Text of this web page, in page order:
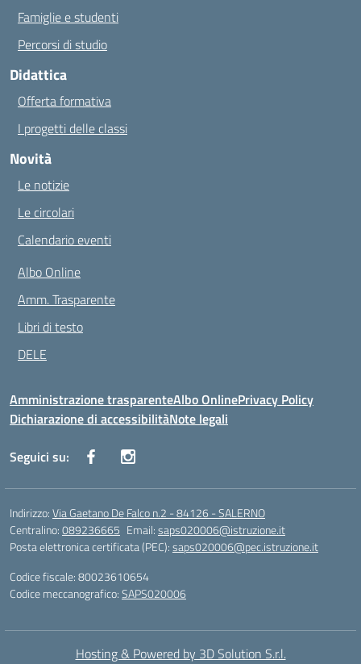
Famiglie e studenti
Percorsi di studio
Didattica
Offerta formativa
I progetti delle classi
Novità
Le notizie
Le circolari
Calendario eventi
Albo Online
Amm. Trasparente
Libri di testo
DELE
Amministrazione trasparenteAlbo OnlinePrivacy Policy
Dichiarazione di accessibilitàNote legali
Seguici su:
Indirizzo:Via Gaetano De Falco n.2 - 84126 - SALERNO
Centralino:089236665 Email:saps020006@istruzione.it
Posta elettronica certificata (PEC):saps020006@pec.istruzione.it
Codice fiscale: 80023610654
Codice meccanografico:SAPS020006
Hosting & Powered by 3D Solution S.r.l.